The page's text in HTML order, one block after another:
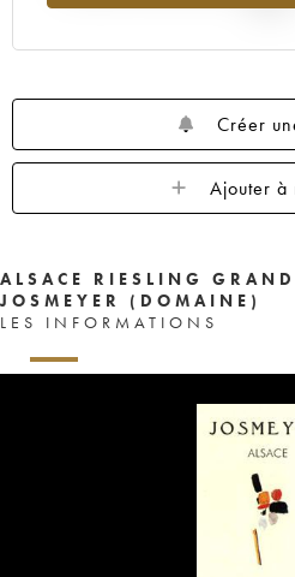
Créer
Ajouter à
ALSACE RIESLING
JOSMEYER (DOMAINE)
LES INFORMATIONS